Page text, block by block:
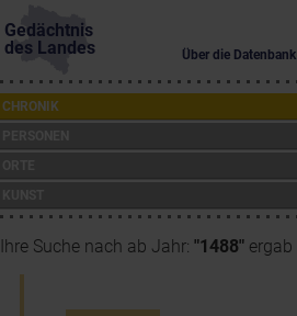
Gedächtnis
des Landes
Über die Datenbank
CHRONIK
Ihre Suche nach ab Jahr: "1488" ergab